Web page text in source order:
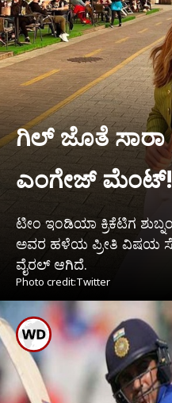
ಗಿಲ್ ಜೊತೆ ಸಾರಾ
ಎಂಗೇಜ್ ಮೆಂಟ್!
ಟೀಂ ಇಂಡಿಯಾ ಕ್ರಿಕೆಟಿಗ
ಅವರ ಹಳೆಯ ಪ್ರೀತಿ ವಿಷಯ
ವೈರಲ್ ಆಗಿದೆ.
Photo credit:Twitter